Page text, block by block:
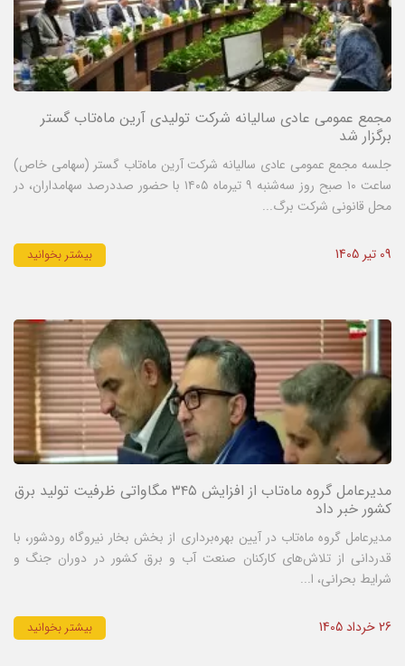
مجمع عمومی عادی سالیانه شرکت تولیدی آرین ماه‌تاب گستر
برگزار شد
جلسه مجمع عمومی عادی سالیانه شرکت آرین ماه‌تاب گستر (سهامی خاص)
ساعت ۱۰ صبح روز سه‌شنبه ۹ تیرماه ۱۴۰۵ با حضور صددرصد سهامداران، در
محل قانونی شرکت برگ...
09 تیر 1405 بیشتر بخوانید
مدیرعامل گروه ماه‌تاب از افزایش ۳۴۵ مگاواتی ظرفیت تولید برق
کشور خبر داد
مدیرعامل گروه ماه‌تاب در آیین بهره‌برداری از بخش بخار نیروگاه رودشور، با
قدردانی از تلاش‌های کارکنان صنعت آب و برق کشور در دوران جنگ و
شرایط بحرانی، ا...
26 خرداد 1405 بیشتر بخوانید